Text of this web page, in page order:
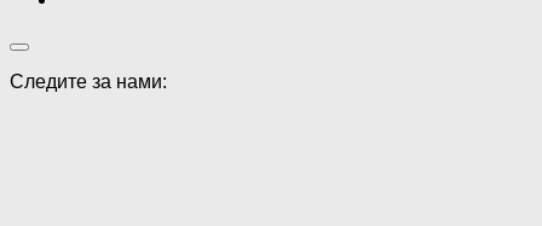
Следите за нами: